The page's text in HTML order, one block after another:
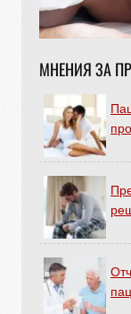
МНЕНИЯ ЗА